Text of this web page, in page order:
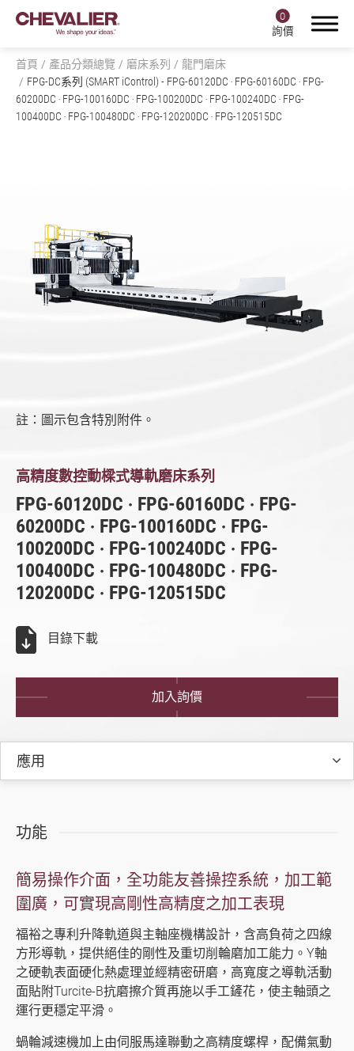
0
詢價
首頁 產品分類總覽 磨床系列
龍門磨床
FPG-DC系列 (SMART iControl) - FPG-60120DC ‧ FPG-60160DC ‧ FPG-
60200DC ‧ FPG-100160DC ‧ FPG-100200DC ‧ FPG-100240DC ‧ FPG-
100400DC ‧ FPG-100480DC ‧ FPG-120200DC ‧ FPG-120515DC
註：圖示包含特別附件。
FPG-DC系列 (SMART iControl)
高精度數控動樑式導軌磨床系列
FPG-60120DC ‧ FPG-60160DC ‧ FPG-
60200DC ‧ FPG-100160DC ‧ FPG-
100200DC ‧ FPG-100240DC ‧ FPG-
100400DC ‧ FPG-100480DC ‧ FPG-
120200DC ‧ FPG-120515DC
目錄下載
加入詢價
應用
功能
簡易操作介面，全功能友善操控系統，加工範
圍廣，可實現高剛性高精度之加工表現
福裕之專利升降軌道與主軸座機構設計，含高負荷之四線
方形導軌，提供絕佳的剛性及重切削輪磨加工能力。Y軸
之硬軌表面硬化熱處理並經精密研磨，高寬度之導軌活動
面貼附Turcite-B抗磨擦介質再施以手工鏟花，使主軸頭之
運行更穩定平滑。
蝸輪減速機加上由伺服馬達聯動之高精度螺桿，配備氣動
產品分類總覽
全部
磨床系列
CNC磨床 (SMART iControl)
CNC磨床
數控旋轉台平面磨床
雙端面磨床 (iSurfaceDS 控制器)
全部
FSG-DC系列 (iSurface控制器)
FSG-60DC+HV 系列 (SMART iControl)
產業專用機種
影音專區
型錄下載
福裕智能+
產業應用